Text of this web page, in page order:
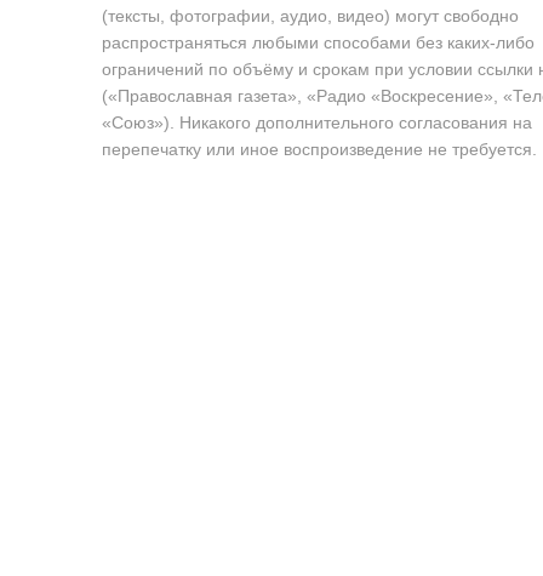
(тексты, фотографии, аудио, видео) могут свободно
распространяться любыми способами без каких-либо
ограничений по объёму и срокам при условии ссылки
(«Православная газета», «Радио «Воскресение»,
«Союз»). Никакого дополнительного согласования на
перепечатку или иное воспроизведение не требуется.